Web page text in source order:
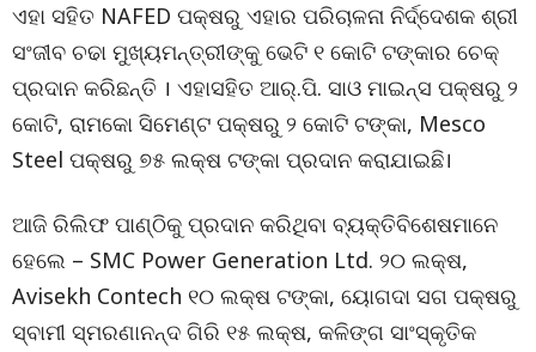
ଏହା ସହିତ NAFED ପକ୍ଷରୁ ଏହାର ପରିଚାଳନା ନିର୍ଦ୍ଦେଶକ ଶ୍ରୀ
ସଂଜୀବ ଚଢା ମୁଖ୍ୟମନ୍ତ୍ରୀଙ୍କୁ ଭେଟି ୧ କୋଟି ଟଙ୍କାର ଚେକ୍
ପ୍ରଦାନ କରିଛନ୍ତି । ଏହାସହିତ ଆର୍.ପି. ସାଓ ମାଇନ୍ସ ପକ୍ଷରୁ ୨
କୋଟି, ରାମକୋ ସିମେଣ୍ଟ ପକ୍ଷରୁ ୨ କୋଟି ଟଙ୍କା, Mesco
Steel ପକ୍ଷରୁ ୭୫ ଲକ୍ଷ ଟଙ୍କା ପ୍ରଦାନ କରାଯାଇଛି।
ଆଜି ରିଲିଫ ପାଣ୍ଠିକୁ ପ୍ରଦାନ କରିଥିବା ବ୍ୟକ୍ତିବିଶେଷମାନେ
ହେଲେ – SMC Power Generation Ltd. ୨୦ ଲକ୍ଷ,
Avisekh Contech ୧୦ ଲକ୍ଷ ଟଙ୍କା, ୟୋଗଦା ସଗ ପକ୍ଷରୁ
ସ୍ବାମୀ ସ୍ମରଣାନନ୍ଦ ଗିରି ୧୫ ଲକ୍ଷ, କଳିଙ୍ଗ ସାଂସ୍କୃତିକ